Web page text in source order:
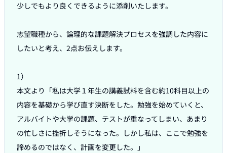
少しでもより良くできるように添削いたします。
志望職種から、論理的な課題解決プロセスを強調した内容に
したいと考え、2点お伝えします。
1）
本文より「私は大学１年生の講義試料を含む約10科目以上の
内容を基礎から学び直す決断をした。勉強を始めていくと、
アルバイトや大学の課題、テストが重なってしまい、あまり
の忙しさに挫折しそうになった。しかし私は、ここで勉強を
諦めるのではなく、計画を変更した。」